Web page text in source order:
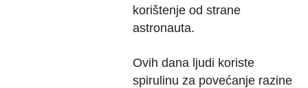
korištenje od strane
astronauta.
Ovih dana ljudi koriste
spirulinu za povećanje razine